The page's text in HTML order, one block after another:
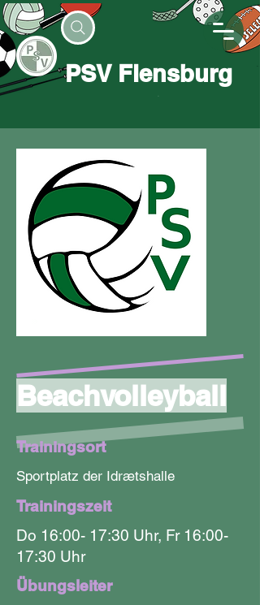
PSV Flensburg
Beachvolleyball
Trainingsort
Sportplatz der Idrætshalle
Trainingszeit
Do 16:00- 17:30 Uhr, Fr 16:00-
17:30 Uhr
Übungsleiter